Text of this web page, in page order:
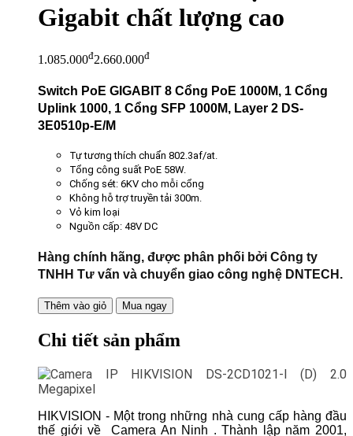
Gigabit chất lượng cao
1.085.000đ2.660.000đ
Switch PoE GIGABIT 8 Cổng PoE 1000M, 1 Cổng
Uplink 1000, 1 Cổng SFP 1000M, Layer 2 DS-
3E0510p-E/M
Tự tương thích chuẩn 802.3af/at.
Tổng công suất PoE 58W.
Chống sét: 6KV cho mỗi cổng
Không hỗ trợ truyền tải 300m.
Vỏ kim loại
Nguồn cấp: 48V DC
Hàng chính hãng, được phân phối bởi Công ty
TNHH Tư vấn và chuyển giao công nghệ DNTECH.
Thêm vào giỏ Mua ngay
Chi tiết sản phẩm
HIKVISION - Một trong những nhà cung cấp hàng đầu
thế giới vềCamera An Ninh . Thành lập năm 2001,